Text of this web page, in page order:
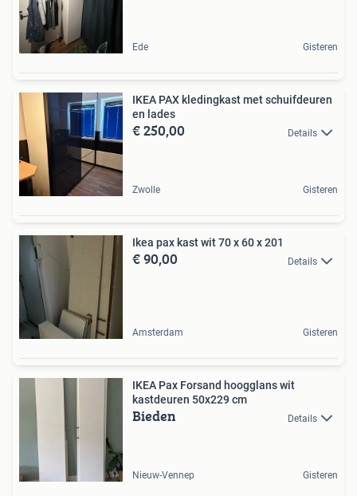
Ede Gisteren
IKEA PAX kledingkast met schuifdeuren
en lades
€ 250,00 Details
Zwolle Gisteren
Ikea pax kast wit 70 x 60 x 201
€ 90,00 Details
Amsterdam Gisteren
IKEA Pax Forsand hoogglans wit
kastdeuren 50x229 cm
Bieden Details
Nieuw-Vennep Gisteren